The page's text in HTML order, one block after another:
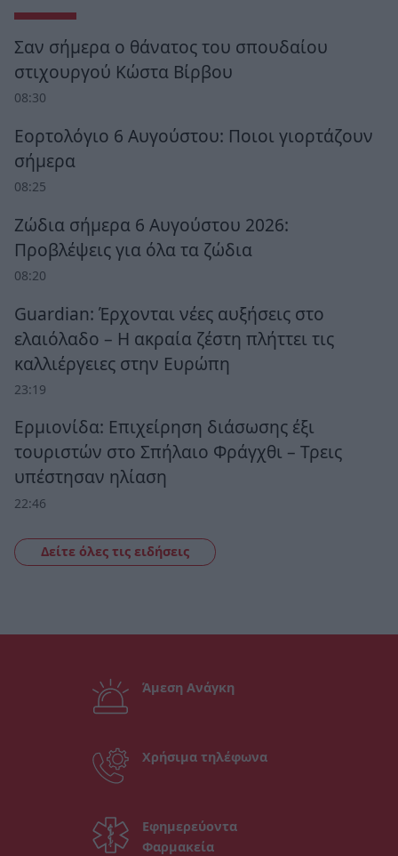
Σαν σήμερα ο θάνατος του σπουδαίου
στιχουργού Κώστα Βίρβου
08:30
Εορτολόγιο 6 Αυγούστου: Ποιοι γιορτάζουν
σήμερα
08:25
Ζώδια σήμερα 6 Αυγούστου 2026:
Προβλέψεις για όλα τα ζώδια
08:20
Guardian: Έρχονται νέες αυξήσεις στο
ελαιόλαδο – Η ακραία ζέστη πλήττει τις
καλλιέργειες στην Ευρώπη
23:19
Ερμιονίδα: Επιχείρηση διάσωσης έξι
τουριστών στο Σπήλαιο Φράγχθι – Τρεις
υπέστησαν ηλίαση
22:46
Δείτε όλες τις ειδήσεις
Άμεση Ανάγκη
Χρήσιμα τηλέφωνα
Εφημερεύοντα
Φαρμακεία